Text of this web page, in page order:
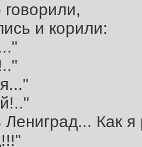
и корили:
Как я